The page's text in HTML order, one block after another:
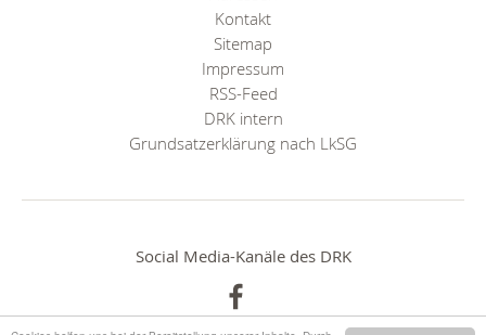
Kontakt
Sitemap
Impressum
RSS-Feed
DRK intern
Grundsatzerklärung nach LkSG
Social Media-Kanäle des DRK